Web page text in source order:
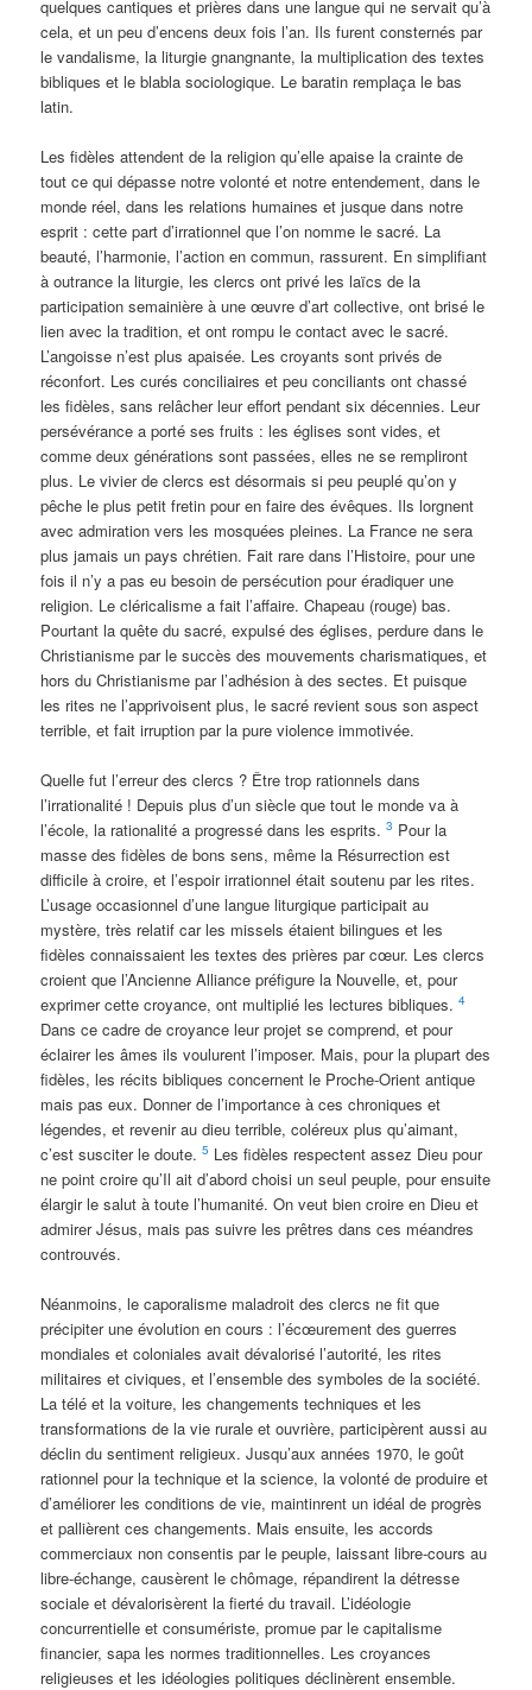
quelques cantiques et prières dans une langue qui ne servait qu’à
cela, et un peu d’encens deux fois l’an. Ils furent consternés par
le vandalisme, la liturgie gnangnante, la multiplication des textes
bibliques et le blabla sociologique. Le baratin remplaça le bas
latin.
Les fidèles attendent de la religion qu’elle apaise la crainte de
tout ce qui dépasse notre volonté et notre entendement, dans le
monde réel, dans les relations humaines et jusque dans notre
esprit : cette part d’irrationnel que l’on nomme le sacré. La
beauté, l’harmonie, l’action en commun, rassurent. En simplifiant
à outrance la liturgie, les clercs ont privé les laïcs de la
participation semainière à une œuvre d’art collective, ont brisé le
lien avec la tradition, et ont rompu le contact avec le sacré.
L’angoisse n’est plus apaisée. Les croyants sont privés de
réconfort. Les curés conciliaires et peu conciliants ont chassé
les fidèles, sans relâcher leur effort pendant six décennies. Leur
persévérance a porté ses fruits : les églises sont vides, et
comme deux générations sont passées, elles ne se rempliront
plus. Le vivier de clercs est désormais si peu peuplé qu’on y
pêche le plus petit fretin pour en faire des évêques. Ils lorgnent
avec admiration vers les mosquées pleines. La France ne sera
plus jamais un pays chrétien. Fait rare dans l’Histoire, pour une
fois il n’y a pas eu besoin de persécution pour éradiquer une
religion. Le cléricalisme a fait l’affaire. Chapeau (rouge) bas.
Pourtant la quête du sacré, expulsé des églises, perdure dans le
Christianisme par le succès des mouvements charismatiques, et
hors du Christianisme par l’adhésion à des sectes. Et puisque
les rites ne l’apprivoisent plus, le sacré revient sous son aspect
terrible, et fait irruption par la pure violence immotivée.
Quelle fut l’erreur des clercs ? Être trop rationnels dans
l’irrationalité ! Depuis plus d’un siècle que tout le monde va à
l’école, la rationalité a progressé dans les esprits.3 Pour la
masse des fidèles de bons sens, même la Résurrection est
difficile à croire, et l’espoir irrationnel était soutenu par les rites.
L’usage occasionnel d’une langue liturgique participait au
mystère, très relatif car les missels étaient bilingues et les
fidèles connaissaient les textes des prières par cœur. Les clercs
croient que l’Ancienne Alliance préfigure la Nouvelle, et, pour
exprimer cette croyance, ont multiplié les lectures bibliques.4
Dans ce cadre de croyance leur projet se comprend, et pour
éclairer les âmes ils voulurent l’imposer. Mais, pour la plupart des
fidèles, les récits bibliques concernent le Proche-Orient antique
mais pas eux. Donner de l’importance à ces chroniques et
légendes, et revenir au dieu terrible, coléreux plus qu’aimant,
c’est susciter le doute.5 Les fidèles respectent assez Dieu pour
ne point croire qu’Il ait d’abord choisi un seul peuple, pour ensuite
élargir le salut à toute l’humanité. On veut bien croire en Dieu et
admirer Jésus, mais pas suivre les prêtres dans ces méandres
controuvés.
Néanmoins, le caporalisme maladroit des clercs ne fit que
précipiter une évolution en cours : l’écœurement des guerres
mondiales et coloniales avait dévalorisé l’autorité, les rites
militaires et civiques, et l’ensemble des symboles de la société.
La télé et la voiture, les changements techniques et les
transformations de la vie rurale et ouvrière, participèrent aussi au
déclin du sentiment religieux. Jusqu’aux années 1970, le goût
rationnel pour la technique et la science, la volonté de produire et
d’améliorer les conditions de vie, maintinrent un idéal de progrès
et pallièrent ces changements. Mais ensuite, les accords
commerciaux non consentis par le peuple, laissant libre-cours au
libre-échange, causèrent le chômage, répandirent la détresse
sociale et dévalorisèrent la fierté du travail. L’idéologie
concurrentielle et consumériste, promue par le capitalisme
financier, sapa les normes traditionnelles. Les croyances
religieuses et les idéologies politiques déclinèrent ensemble.